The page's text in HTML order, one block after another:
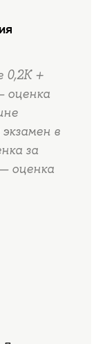
0,2K +
оценка
в
за
оценка